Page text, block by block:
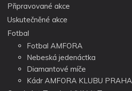
Připravované akce
Uskutečněné akce
Fotbal
Fotbal AMFORA
Nebeská jedenáctka
Diamantové míče
Kádr AMFORA KLUBU PRAHA